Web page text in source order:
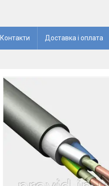
Контакти Доставка і оплата